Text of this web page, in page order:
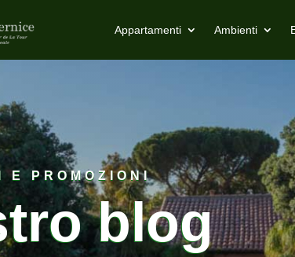
Appartamenti Ambienti
E PROMOZIONI
blog